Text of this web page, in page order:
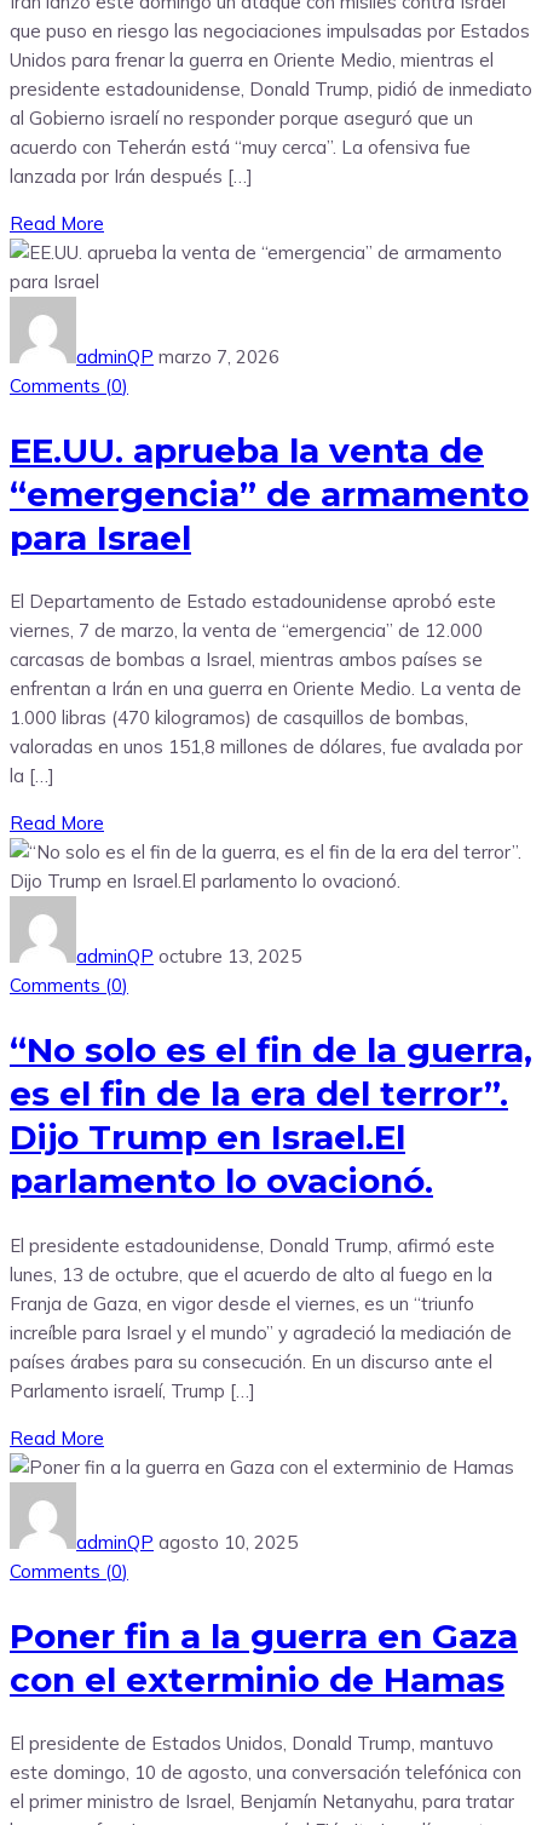
que puso en riesgo las negociaciones impulsadas por Estados
Unidos para frenar la guerra en Oriente Medio, mientras el
presidente estadounidense, Donald Trump, pidió de inmediato
al Gobierno israelí no responder porque aseguró que un
acuerdo con Teherán está “muy cerca”. La ofensiva fue
lanzada por Irán después […]
Read More
adminQP marzo 7, 2026
Comments (0)
EE.UU. aprueba la venta de
“emergencia” de armamento
para Israel
El Departamento de Estado estadounidense aprobó este
viernes, 7 de marzo, la venta de “emergencia” de 12.000
carcasas de bombas a Israel, mientras ambos países se
enfrentan a Irán en una guerra en Oriente Medio. La venta de
1.000 libras (470 kilogramos) de casquillos de bombas,
valoradas en unos 151,8 millones de dólares, fue avalada por
la […]
Read More
adminQP octubre 13, 2025
Comments (0)
“No solo es el fin de la guerra,
es el fin de la era del terror”.
Dijo Trump en Israel.El
parlamento lo ovacionó.
El presidente estadounidense, Donald Trump, afirmó este
lunes, 13 de octubre, que el acuerdo de alto al fuego en la
Franja de Gaza, en vigor desde el viernes, es un “triunfo
increíble para Israel y el mundo” y agradeció la mediación de
países árabes para su consecución. En un discurso ante el
Parlamento israelí, Trump […]
Read More
adminQP agosto 10, 2025
Comments (0)
Poner fin a la guerra en Gaza
con el exterminio de Hamas
El presidente de Estados Unidos, Donald Trump, mantuvo
este domingo, 10 de agosto, una conversación telefónica con
el primer ministro de Israel, Benjamín Netanyahu, para tratar